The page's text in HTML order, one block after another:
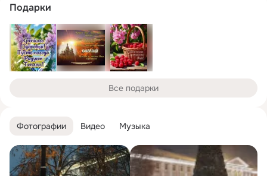
Фотографии Видео Музыка
Подарки
Все подарки